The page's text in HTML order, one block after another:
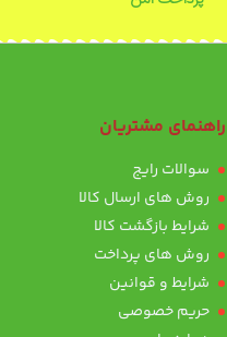
راهنمای مشتریان
سوالات رایج
روش های ارسال کالا
شرایط بازگشت کالا
روش های پرداخت
شرایط و قوانین
حریم خصوصی